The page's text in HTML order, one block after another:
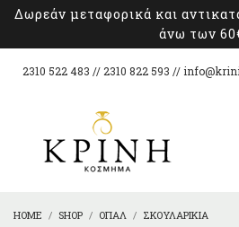
Δωρεάν μεταφορικά και
άνω των
2310 522 483 // 2310 822 593 //
HOME SHOP ΌΠΑΛ
ΣΚΟΥΛΑΡΊΚΙΑ